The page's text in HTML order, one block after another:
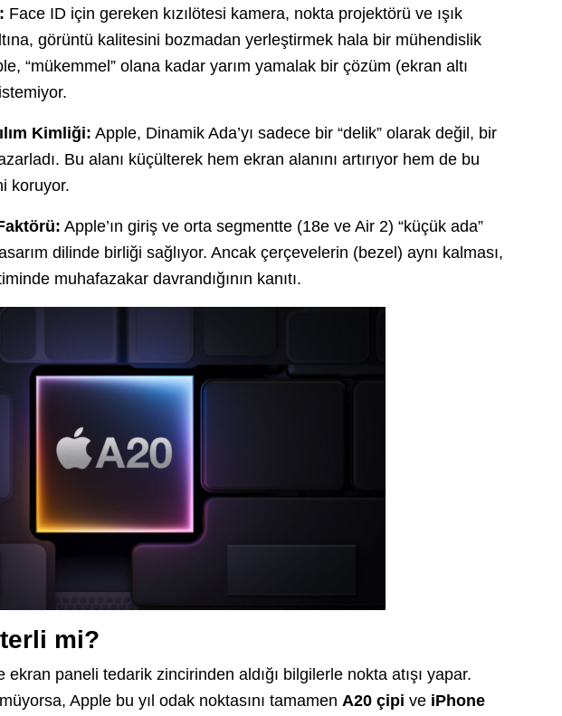
Face ID için gereken kızılötesi kamera, nokta projektörü ve ışık
görüntü kalitesini bozmadan yerleştirmek hala bir mühendislik
“mükemmel” olana kadar yarım yamalak bir çözüm (ekran altı
Kimliği: Apple, Dinamik Ada’yı sadece bir “delik” olarak değil, bir
Bu alanı küçülterek hem ekran alanını artırıyor hem de bu
koruyor.
Apple’ın giriş ve orta segmentte (18e ve Air 2) “küçük ada”
dilinde birliği sağlıyor. Ancak çerçevelerin (bezel) aynı kalması,
muhafazakar davrandığının kanıtı.
mi?
paneli tedarik zincirinden aldığı bilgilerle nokta atışı yapar.
Apple bu yıl odak noktasını tamamen A20 çipi ve iPhone